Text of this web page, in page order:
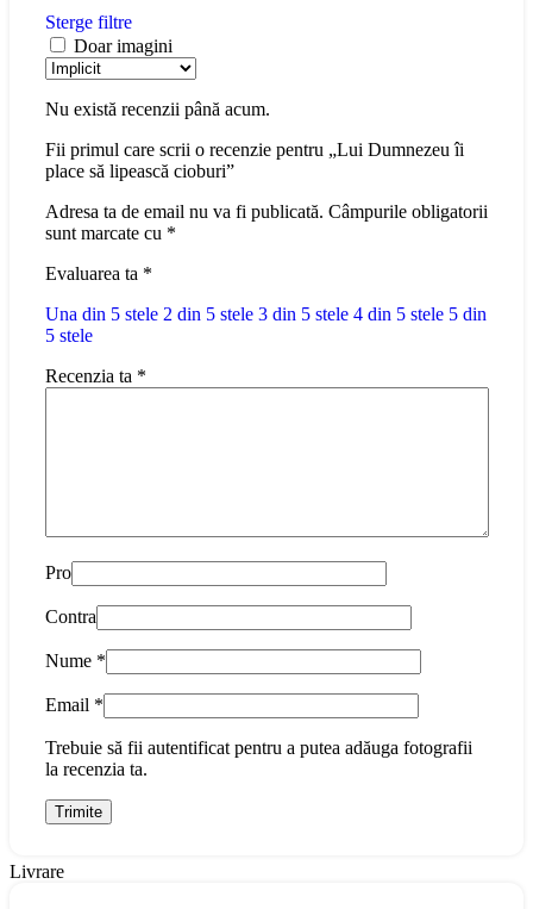
Sterge filtre
Doar imagini
Nu există recenzii până acum.
Fii primul care scrii o recenzie pentru „Lui Dumnezeu îi
place să lipească cioburi”
Adresa ta de email nu va fi publicată. Câmpurile obligatorii
sunt marcate cu *
Evaluarea ta *
Una din 5 stele 2 din 5 stele 3 din 5 stele 4 din 5 stele 5 din
5 stele
Recenzia ta *
Pro
Contra
Nume *
Email *
Trebuie să fii autentificat pentru a putea adăuga fotografii
la recenzia ta.
Livrare